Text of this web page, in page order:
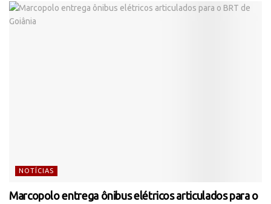
NOTÍCIAS
Marcopolo entrega ônibus elétricos articulados para o